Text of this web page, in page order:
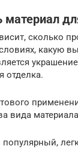
материал
сколько
какую
отделка.
вида